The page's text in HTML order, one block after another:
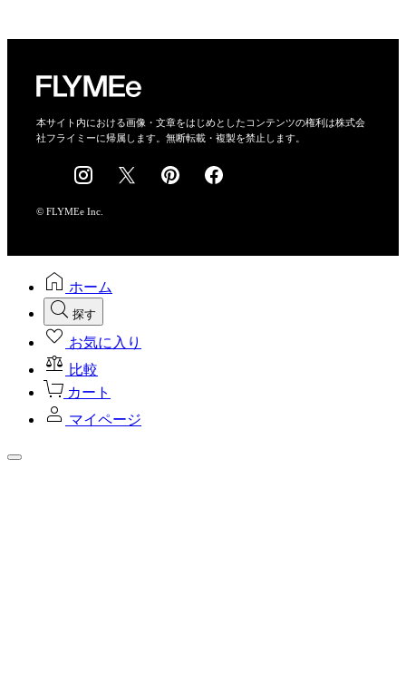
会社概要
採用情報
本サイト内における画像・文章をはじめとしたコンテンツの権利は株式会
社フライミーに帰属します。無断転載・複製を禁止します。
© FLYMEe Inc.
ホーム
探す
お気に入り
比較
カート
マイページ